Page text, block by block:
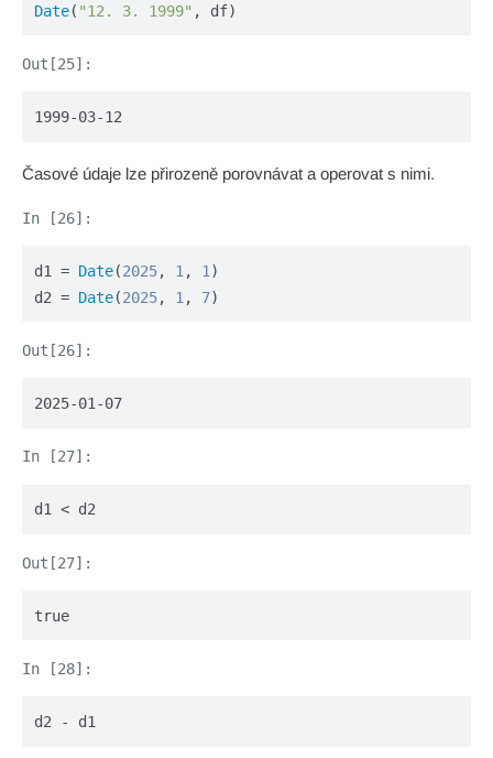
Date( "12. 3. 1999" , df)
1999-03-12
Časové údaje lze přirozeně porovnávat a operovat s nimi.
d1 = Date(2025, 1 , 1 )
d2 = Date(2025, 1 , 7)
2025-01-07
d1 < d2
true
d2 - d1